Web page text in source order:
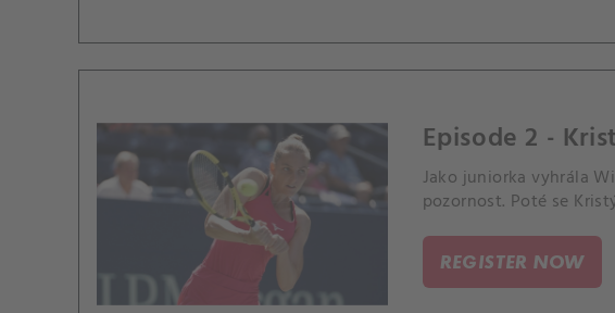
Episode 2 -
Jako juniorka vyhrála
pozornost. Poté se
REGISTER NOW